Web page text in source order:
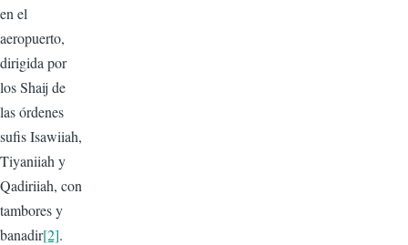
en el
aeropuerto,
dirigida por
los Shaij de
las órdenes
sufis Isawiiah,
Tiyaniiah y
Qadiriiah, con
tambores y
banadir[2].